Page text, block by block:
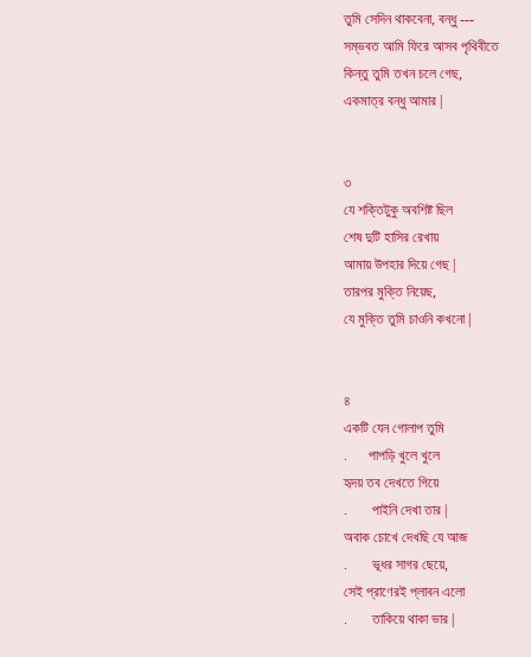
তুমি সেদিন থাকবেনা, বন্ধু ---
সম্ভবত আমি ফিরে আসব পৃথিবীতে
কিন্তু তুমি তখন চলে গেছ,
একমাত্র বন্ধু আমার |
৩
যে শক্তিটুকু অবশিষ্ট ছিল
শেষ দুটি হাসির রেখায়
আমায় উপহার দিয়ে গেছ |
তারপর মুক্তি নিয়েছ,
যে মুক্তি তুমি চাওনি কখনো |
৪
একটি যেন গোলাপ তুমি
. পাপড়ি খুলে খুলে
হৃদয় তব দেখতে গিয়ে
. পাইনি দেখা তার |
অবাক চোখে দেখছি যে আজ
. ভূধর সাগর ছেয়ে,
সেই প্রাণেরই প্লাবন এলো
. তাকিয়ে থাকা ভার |